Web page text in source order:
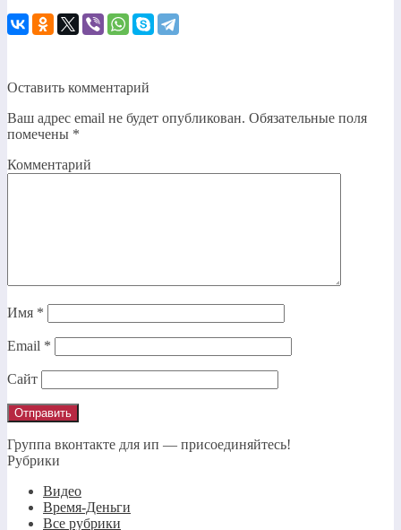
Оставить комментарий
Ваш адрес email не будет опубликован. Обязательные поля
помечены *
Комментарий
Имя *
Email *
Сайт
Группа вконтакте для ип — присоединяйтесь!
Рубрики
Видео
Время-Деньги
Все рубрики